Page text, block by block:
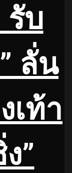
รับ
ลั่น
เท้า
”